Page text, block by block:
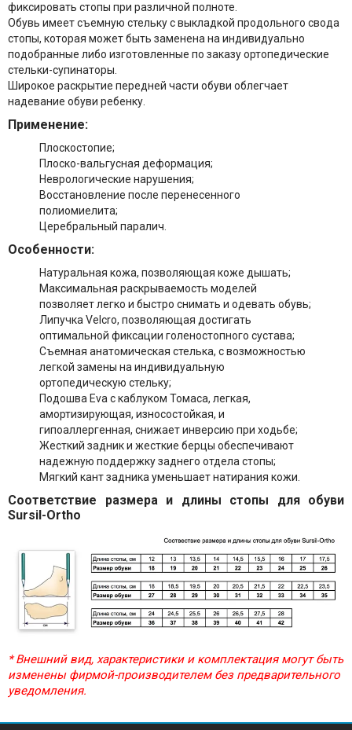
фиксировать стопы при различной полноте.
Обувь имеет съемную стельку с выкладкой продольного свода
стопы, которая может быть заменена на индивидуально
подобранные либо изготовленные по заказу ортопедические
стельки-супинаторы.
Широкое раскрытие передней части обуви облегчает
надевание обуви ребенку.
Применение:
Плоскостопие;
Плоско-вальгусная деформация;
Неврологические нарушения;
Восстановление после перенесенного
полиомиелита;
Церебральный паралич.
Особенности:
Натуральная кожа, позволяющая коже дышать;
Максимальная раскрываемость моделей
позволяет легко и быстро снимать и одевать обувь;
Липучка Velcro, позволяющая достигать
оптимальной фиксации голеностопного сустава;
Съемная анатомическая стелька, с возможностью
легкой замены на индивидуальную
ортопедическую стельку;
Подошва Eva с каблуком Томаса, легкая,
амортизирующая, износостойкая, и
гипоаллергенная, снижает инверсию при ходьбе;
Жесткий задник и жесткие берцы обеспечивают
надежную поддержку заднего отдела стопы;
Мягкий кант задника уменьшает натирания кожи.
Соответствие размера и длины стопы для обуви
Sursil-Ortho
* Внешний вид, характеристики и комплектация могут быть
изменены фирмой-производителем без предварительного
уведомления.